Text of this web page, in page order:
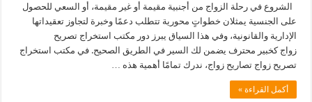
الشروع في رحلة الزواج من أجنبية مقيمة أو غير مقيمة، أو السعي للحصول
على الجنسية يمثلان خطواتٍ محورية تتطلب دعمًا وخبرة لتجاوز تعقيداتها
الإدارية والقانونية، وفي هذا السياق يبرز دور مكتب استخراج تصريح
زواج كخبير محترف يضمن لك السير في الطريق الصحيح. في مكتب استخراج
تصريح زواج تصاريح زواج، ندرك تمامًا أهمية هذه …
أكمل القراءة »